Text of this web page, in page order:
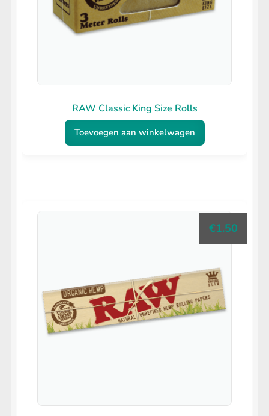
RAW Classic King Size Rolls
Toevoegen aan winkelwagen
€1.50